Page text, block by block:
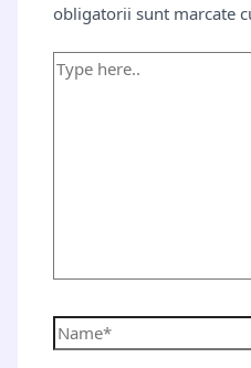
obligatorii sunt marcate